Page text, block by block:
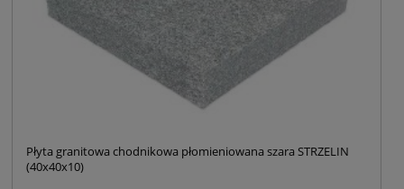
Płyta granitowa chodnikowa płomieniowana szara STRZELIN
(40x40x10)